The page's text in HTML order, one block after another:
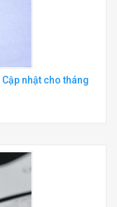
nhật cho tháng